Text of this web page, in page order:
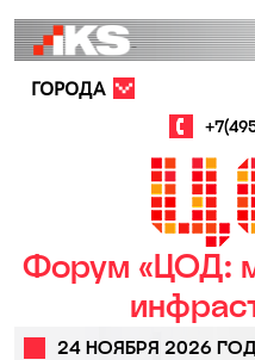
ГОРОДА
Форум «ЦОД:
24 НОЯБРЯ 2026